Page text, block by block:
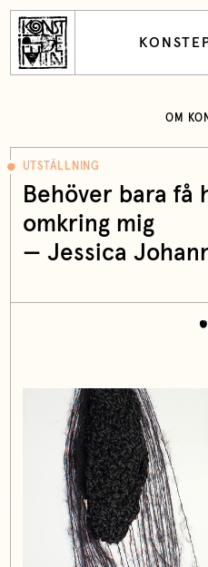
OM
UTSTÄLLNING
Behöver bara få
omkring mig
— Jessica